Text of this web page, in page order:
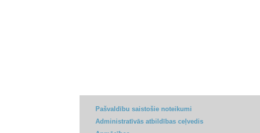
Pašvaldību saistošie noteikumi
Administratīvās atbildības ceļvedis